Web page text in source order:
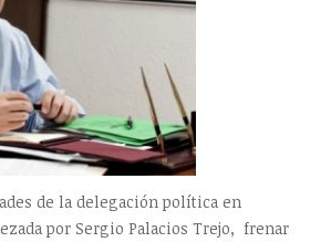
de la delegación política en
por Sergio Palacios Trejo, frenar